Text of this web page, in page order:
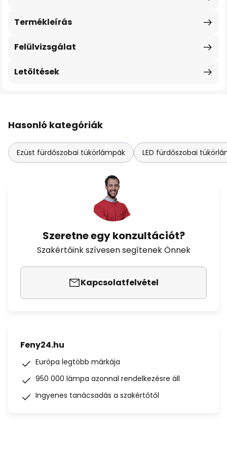
Termékleírás
Felülvizsgálat
Letöltések
Hasonló kategóriák
Ezüst fürdőszobai tükörlámpák LED fürdőszobai
Szeretne egy konzultációt?
Szakértőink szívesen segítenek Önnek
Kapcsolatfelvétel
Feny24.hu
Európa legtöbb márkája
950 000 lámpa azonnal rendelkezésre áll
Ingyenes tanácsadás a szakértőtől